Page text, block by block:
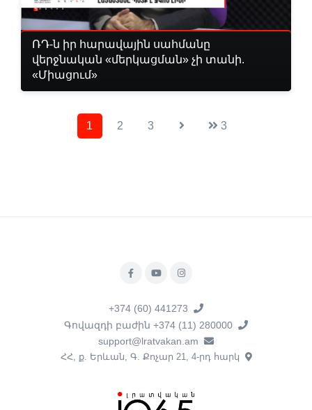
ՌԴ-ն իր հարավային սահմանը
վերջնական «մերկացման» չի տանի.
«Միացում»
1 2 3 3
+374 (60) 441273
Գովազդի բաժին +374 (11) 280000
support@lratvakan.am
ՀՀ, ք. Երևան, Գ. Քոչար 21, 4-րդ հարկ